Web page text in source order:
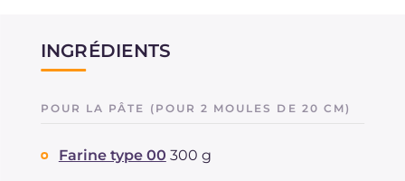
INGRÉDIENTS
POUR LA PÂTE (POUR 2 MOULES DE 20 CM)
Farine type 00 300 g